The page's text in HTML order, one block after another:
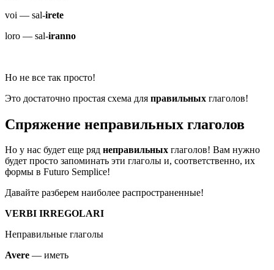
voi — sal-irete
loro — sal-iranno
Но не все так просто!
Это достаточно простая схема для правильных глаголов!
Спряжение неправильных глаголов
Но у нас будет еще ряд неправильных глаголов! Вам нужно
будет просто запоминать эти глаголы и, соответственно, их
формы в Futuro Semplice!
Давайте разберем наиболее распространенные!
VERBI IRREGOLARI
Неправильные глаголы
Avere — иметь